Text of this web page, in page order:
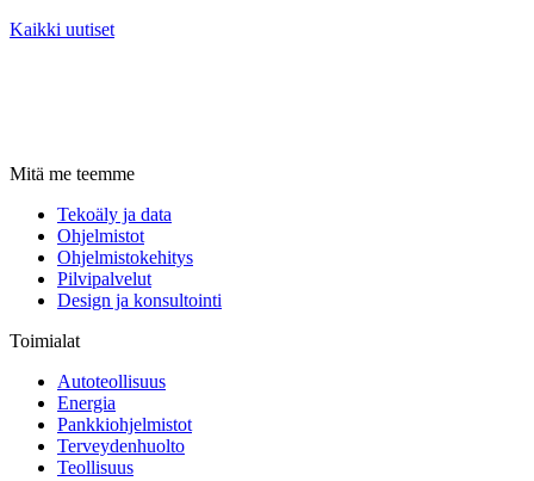
Kaikki uutiset
Mitä me teemme
Tekoäly ja data
Ohjelmistot
Ohjelmistokehitys
Pilvipalvelut
Design ja konsultointi
Toimialat
Autoteollisuus
Energia
Pankkiohjelmistot
Terveydenhuolto
Teollisuus